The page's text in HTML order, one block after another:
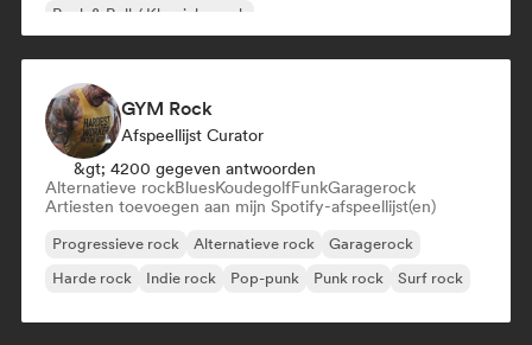
Rock & Roll / Klassieke rock
GYM Rock
Afspeellijst Curator
&gt; 4200 gegeven antwoorden
Alternatieve rockBluesKoudegolfFunkGaragerock
Artiesten toevoegen aan mijn Spotify-afspeellijst(en)
Progressieve rock Alternatieve rock
Garagerock
Harde rock
Indie rock Pop-punk Punk rock Surf rock